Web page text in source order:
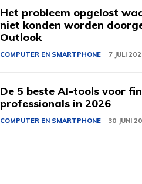
Het probleem opgelost
niet konden worden
Outlook
COMPUTER EN SMARTPHONE 7 JULI
De 5 beste AI-tools voor
professionals in 2026
COMPUTER EN SMARTPHONE 30 JUNI